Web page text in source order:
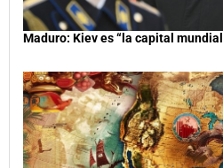
Maduro: Kiev es “la capital